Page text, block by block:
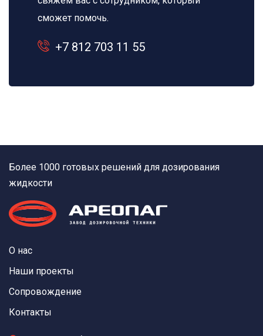
сможет помочь.
+7 812 703 11 55
Более 1000 готовых решений для дозирования
жидкости
О нас
Наши проекты
Сопровождение
Контакты